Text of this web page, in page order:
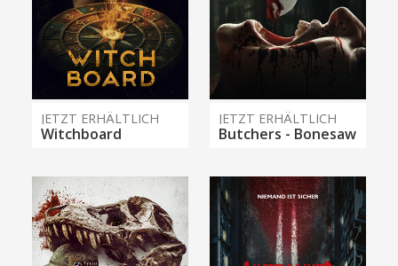
JETZT ERHÄLTLICH
Witchboard
JETZT ERHÄLTLICH
Butchers - Bonesaw